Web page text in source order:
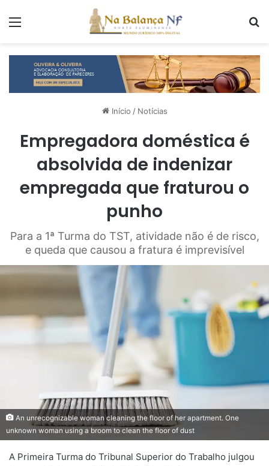
Início / Notícias
Empregadora doméstica é
absolvida de indenizar
empregada que fraturou o
punho
Para a 1ª Turma do TST, atividade não é de risco,
e queda que causou a fratura é imprevisível
An unrecognizable woman cleaning the floor of her apartment. One
unknown woman using a broom to clean the floor of dust
A Primeira Turma do Tribunal Superior do Trabalho julgou